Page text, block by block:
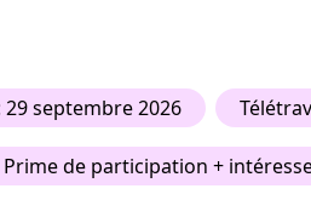
septembre 2026
de participation +